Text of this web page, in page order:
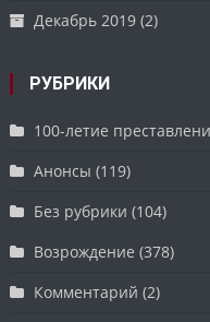
Декабрь 2019 (2)
РУБРИКИ
100-летие
Анонсы (119)
Без рубрики (104)
Возрождение (378)
Комментарий (2)